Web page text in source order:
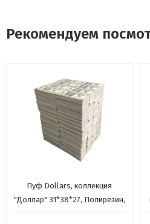
Рекомендуем
Пуф Dollars, коллекция
"Доллар" 31*38*27, Полирезин,